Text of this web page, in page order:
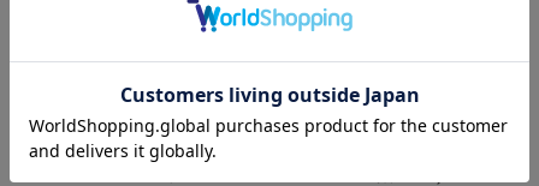
安全設計 ダブルアクションスイッチ搭載
×2 ●充電器：有(18V専用充電器×1) ●バッテリー：有(18V
専用2.0Ahバッテリーパック×1) ●取扱説明書×１ ●ケース：
無し